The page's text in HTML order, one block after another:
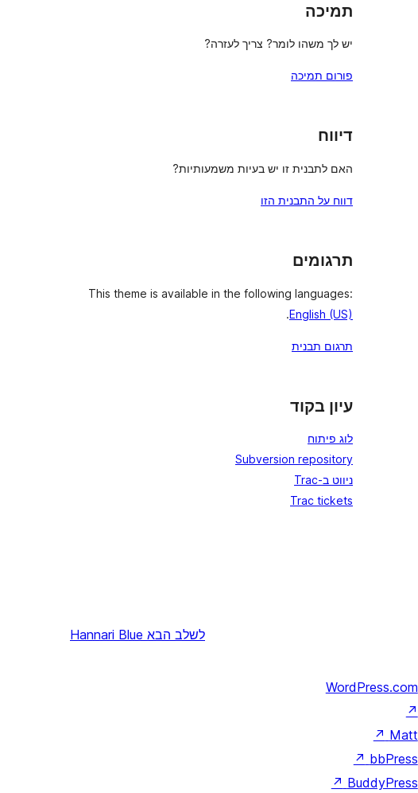
תמיכה
יש לך משהו לומר? צריך לעזרה?
פורום תמיכה
דיווח
האם לתבנית זו יש בעיות משמעותיות?
דווח על התבנית הזו
תרגומים
This theme is available in the following languages:
English (US)
.
תרגום תבנית
עיון בקוד
לוג פיתוח
Subversion repository
ניווט ב-Trac
Trac tickets
לשלב הבא Hannari Blue
WordPress.com
↗
Matt
↗
bbPress
↗
BuddyPress
↗